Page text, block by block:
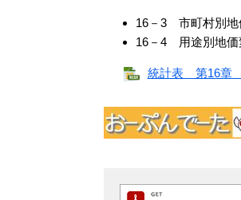
16－3 市町村別地
16－4 用途別地価
統計表 第16章